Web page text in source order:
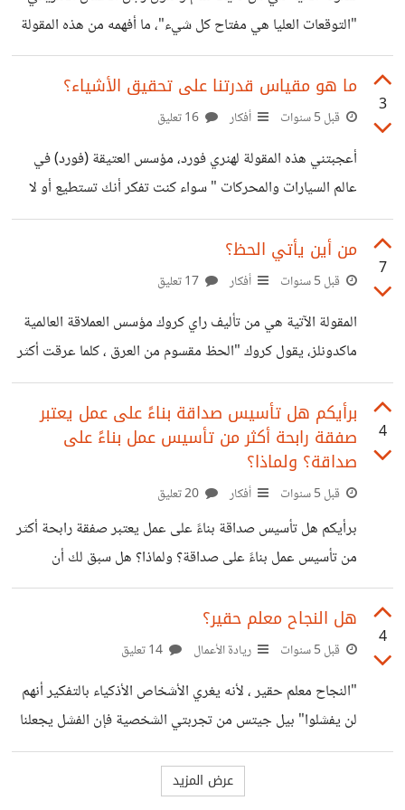
للتعلم، وهذا بلا شك
"التوقعات العليا هي مفتاح كل شيء"، ما أفهمه من هذه المقولة
هو أن الشخص كلما كانت تطلعاته أعلى كلما كانت فرصته أكبر
في أن يحصل على المكاسب - وإن لم تأتي المكاسب بحجم
توقعاته. لماذا التوقعات العليا؟ إن الذي يحلم بالنجوم لا يعني هذا
أما إذا تطلع أن يلمس السماء - كأكبر طموح له - فهذا سيجعله -
ربما
3
ما هو مقياس قدرتنا على تحقيق الأشياء؟
قبل 5 سنوات أفكار
أعجبتني هذه المقولة لهنري فورد، مؤسس العتيقة (فورد) في
عالم السيارات والمحركات " سواء كنت تفكر أنك تستطيع أو لا
تستطيع ، معك حق". تأسيس العقلية أعتقد أن ما يريد أن يقوله
فورد هو أن على الشخص أن يقرر إجابة واضحة بشأن كونه قادر
على تحقيق ما يريده أو عدم قدرته، لأن الشخص سيتجه إلى أيًا
أعترف بها "الناجح ينظر إلى الهدف، الفاشل ينظر إلى الناجح"،
في ظني أنه إذا
7
من أين يأتي الحظ؟
قبل 5 سنوات أفكار
المقولة الآتية هي من تأليف راي كروك مؤسس العملاقة العالمية
ماكدونلز، يقول كروك "الحظ مقسوم من العرق ، كلما عرقت أكثر
كلما كنت محظوظاً أكثر". النجاح يأتي من الحظ بالفعل، إذا كنت
لا تفعل شيئًا فمن السهل أن تختزل نجاحات الغير في الحظ، غير
أن الحظ يساهم بالفعل في جذب النجاح، لكن هل يُستحدث
الحظ من العدم؟ أم أن شيئًا آخرًا مسئولًا عن توليد هذا الحظ؟
يعتقد القاص والشاعر الأمريكي تشارلز بوكوفسكي أنه كلما ظل
الإنسان منتبهًا، كلما حصل على
4
برأيكم هل تأسيس صداقة بناءً على عمل يعتبر
صفقة رابحة أكثر من تأسيس عمل بناءً على
صداقة؟ ولماذا؟
قبل 5 سنوات أفكار
برأيكم هل تأسيس صداقة بناءً على عمل يعتبر صفقة رابحة أكثر
من تأسيس عمل بناءً على صداقة؟ ولماذا؟ هل سبق لك أن
وضعت يدك على علاقة تنهار بسبب العمل؟ إذا تحول الأصدقاء
لشركاء، وأنهم شركاء فاشلين، لن تفشل شركتهم فقط، ولكن ربما
صداقتهم، في ظني أن هناك عدد من العوامل يجعل هذه العبارة
العاطفة، وليس للعاطفة أن تكون لائحةً لإدارة الأعمال. - الذي
يختار صديقه ليكون شريكه هو - في
4
هل النجاح معلم حقير؟
قبل 5 سنوات ريادة الأعمال
"النجاح معلم حقير ، لأنه يغري الأشخاص الأذكياء بالتفكير أنهم
لن يفشلوا" بيل جيتس من تجربتي الشخصية فإن الفشل يجعلنا
أكثر نضجًا وواقعية، وهو يفتح أعيننا على جديد في الحياة، أي
أننا نفهمها بشكل أدق وأكثر حكمة، أما النجاح فهو ثمرة نحصل